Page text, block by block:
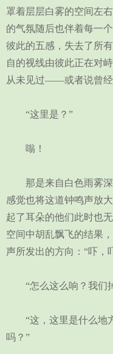
罩着层层白雾的空间左
的气氛随后也伴着每一
彼此的五感，失去了所
自的视线由彼此正在对
从未见过——或者说曾
“这里是？”
嗡！
那是来自白色雨雾深
感觉也将这道钟鸣声放
起了耳朵的他们此时也
空间中胡乱飘飞的结果
声所发出的方向：“吓，
“怎么这么响？我们
“这，这里是什么地
吗？”